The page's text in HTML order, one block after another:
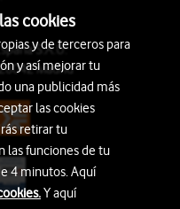
S.A.U.
Madrid
cookies
y de terceros para
y así mejorar tu
una publicidad más
las cookies
retirar tu
las funciones de tu
4 minutos. Aquí
Y aquí